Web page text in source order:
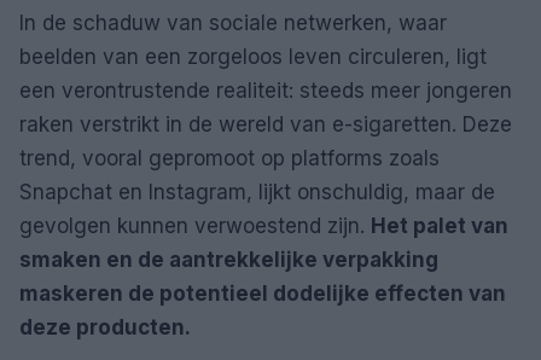
In de schaduw van sociale netwerken, waar
beelden van een zorgeloos leven circuleren, ligt
een verontrustende realiteit: steeds meer jongeren
raken verstrikt in de wereld van e-sigaretten. Deze
trend, vooral gepromoot op platforms zoals
Snapchat en Instagram, lijkt onschuldig, maar de
gevolgen kunnen verwoestend zijn. Het palet van
smaken en de aantrekkelijke verpakking
maskeren de potentieel dodelijke effecten van
deze producten.